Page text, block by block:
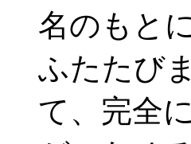
名のもと
ふたたび
て、完全